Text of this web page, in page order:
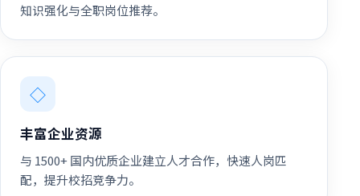
知识强化与全职岗位推荐。
◇
丰富企业资源
与 1500+ 国内优质企业建立人才合作，快速人岗匹
配，提升校招竞争力。